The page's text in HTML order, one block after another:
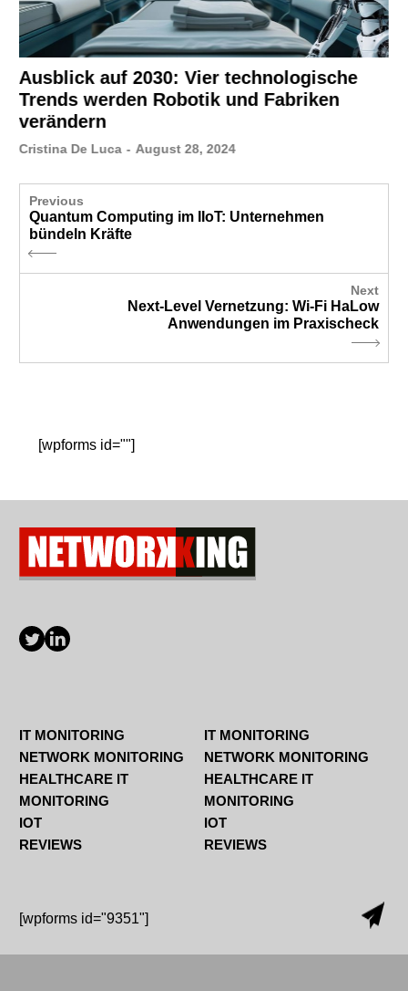
Ausblick auf 2030: Vier technologische
Trends werden Robotik und Fabriken
verändern
Cristina De Luca - August 28, 2024
Previous
Quantum Computing im IIoT: Unternehmen
bündeln Kräfte
Next
Next-Level Vernetzung: Wi-Fi HaLow
Anwendungen im Praxischeck
[wpforms id=""]
IT MONITORING
NETWORK MONITORING
HEALTHCARE IT
MONITORING
IOT
REVIEWS
IT MONITORING
NETWORK MONITORING
HEALTHCARE IT
MONITORING
IOT
REVIEWS
[wpforms id="9351"]